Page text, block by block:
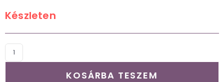
Készleten
KOSÁRBA TESZEM